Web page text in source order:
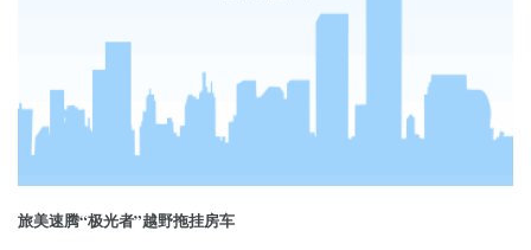
旅美速腾“极光者”越野拖挂房车